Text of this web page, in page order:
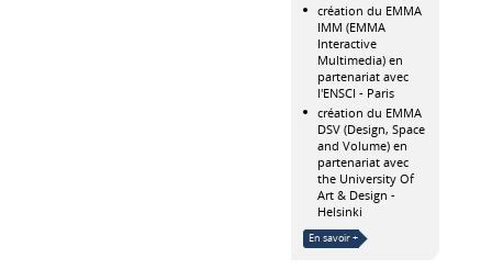
création du EMMA
IMM (EMMA
Interactive
Multimedia) en
partenariat avec
l'ENSCI - Paris
création du EMMA
DSV (Design, Space
and Volume) en
partenariat avec
the University Of
Art & Design -
Helsinki
En savoir +